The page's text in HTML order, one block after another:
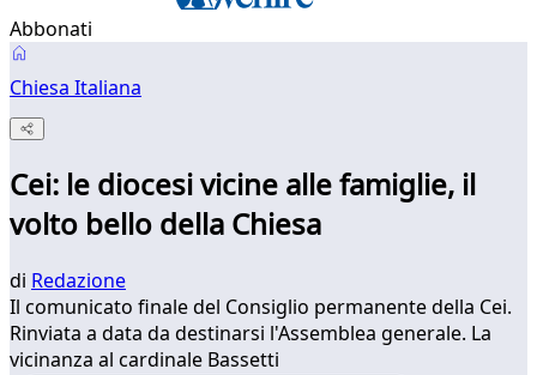
Abbonati
Chiesa Italiana
Cei: le diocesi vicine alle famiglie, il
volto bello della Chiesa
di Redazione
Il comunicato finale del Consiglio permanente della Cei.
Rinviata a data da destinarsi l'Assemblea generale. La
vicinanza al cardinale Bassetti